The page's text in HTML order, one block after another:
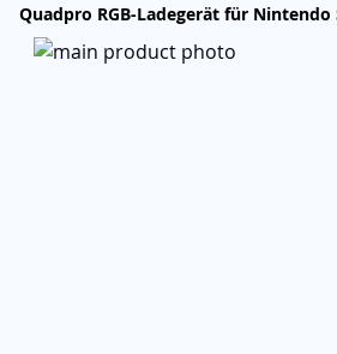
Quadpro RGB-Ladegerät für
Zum